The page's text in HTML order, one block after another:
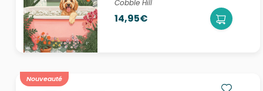
Cobble Hill
14,95€
Nouveauté